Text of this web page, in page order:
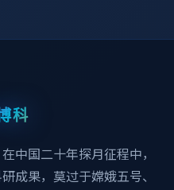
科
中国二十年探月征程中，
成果，莫过于嫦娥五号、